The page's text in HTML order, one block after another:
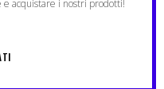
acquistare i nostri prodotti!